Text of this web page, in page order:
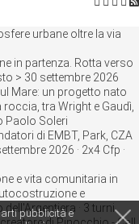
urbane oltre la via
in partenza. Rotta verso
> 30 settembre 2026
Mare: un progetto nato
tra Wright e Gaudì,
Paolo Soleri
di EMBT, Park, CZA
2026 · 2x4 Cfp ·
e vita comunitaria in
e
· 3 turni
pubblicità e